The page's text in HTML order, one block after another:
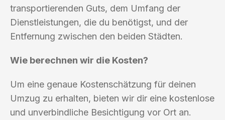
transportierenden Guts, dem Umfang der
Dienstleistungen, die du benötigst, und der
Entfernung zwischen den beiden Städten.
Wie berechnen wir die Kosten?
Um eine genaue Kostenschätzung für deinen
Umzug zu erhalten, bieten wir dir eine kostenlose
und unverbindliche Besichtigung vor Ort an.